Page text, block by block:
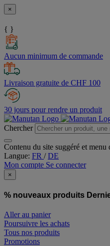
×
{ }
Aucun minimum de commande
Livraison gratuite de CHF 100
30 jours pour rendre un produit
Chercher
Contenu du site suggéré et
Langue: FR /DE
Mon compte Se connecter
×
% nouveaux produits
Aller au panier
Poursuivre les achats
Tous nos produits
Promotions